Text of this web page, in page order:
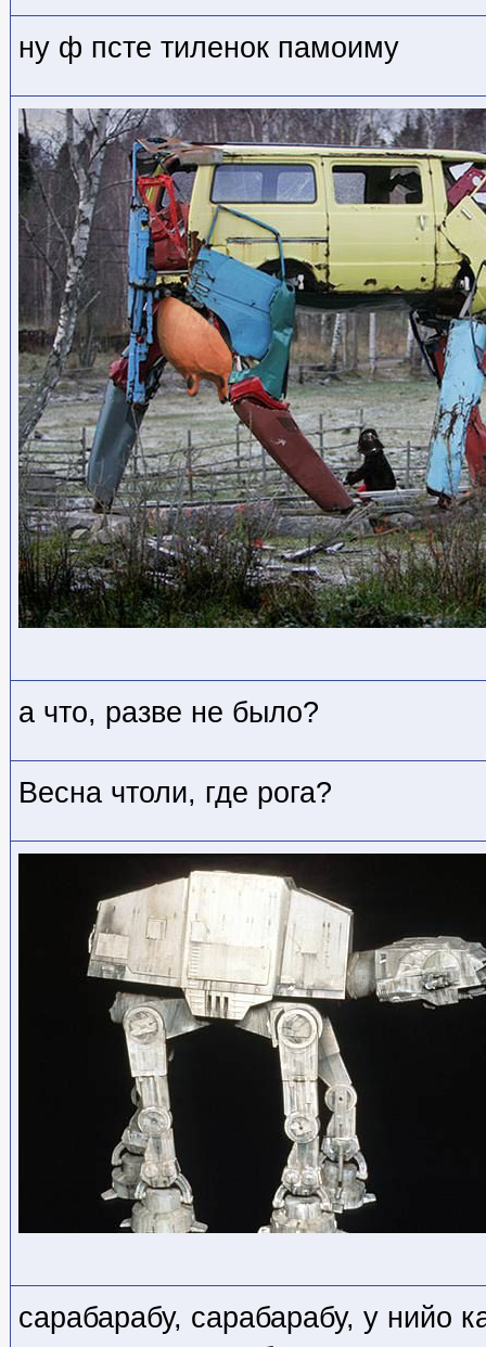
ну ф псте тиленок памоиму
а что, разве не было?
Весна чтоли, где рога?
сарабарабу, сарабарабу, у нийо